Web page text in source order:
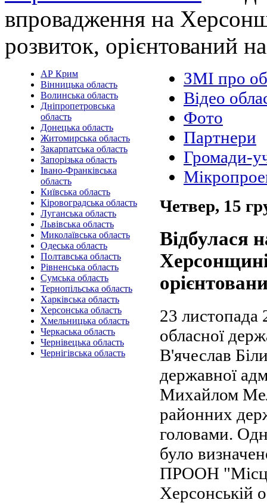
впровадження на
розвиток, орієнтований
АР Крим
Вінницька область
Волинська область
Дніпропетровська
область
Донецька область
Житомирська область
Закарпатська область
Запорізька область
Івано-Франківська
область
Київська область
Кіровоградська область
Луганська область
Львівська область
Миколаївська область
Одеська область
Полтавська область
Рівненська область
Сумська область
Тернопільська область
Харківська область
Херсонська область
Хмельницька область
Черкаська область
Чернівецька область
Чернігівська область
ЗМІ про
Відео
Фото
Партнери
Громади-
Четвер, 15
Відбулася
23 листопада
обласної
В'ячеслав
державної
Михайлом
районних
головами.
було
ПРООН
Херсонській